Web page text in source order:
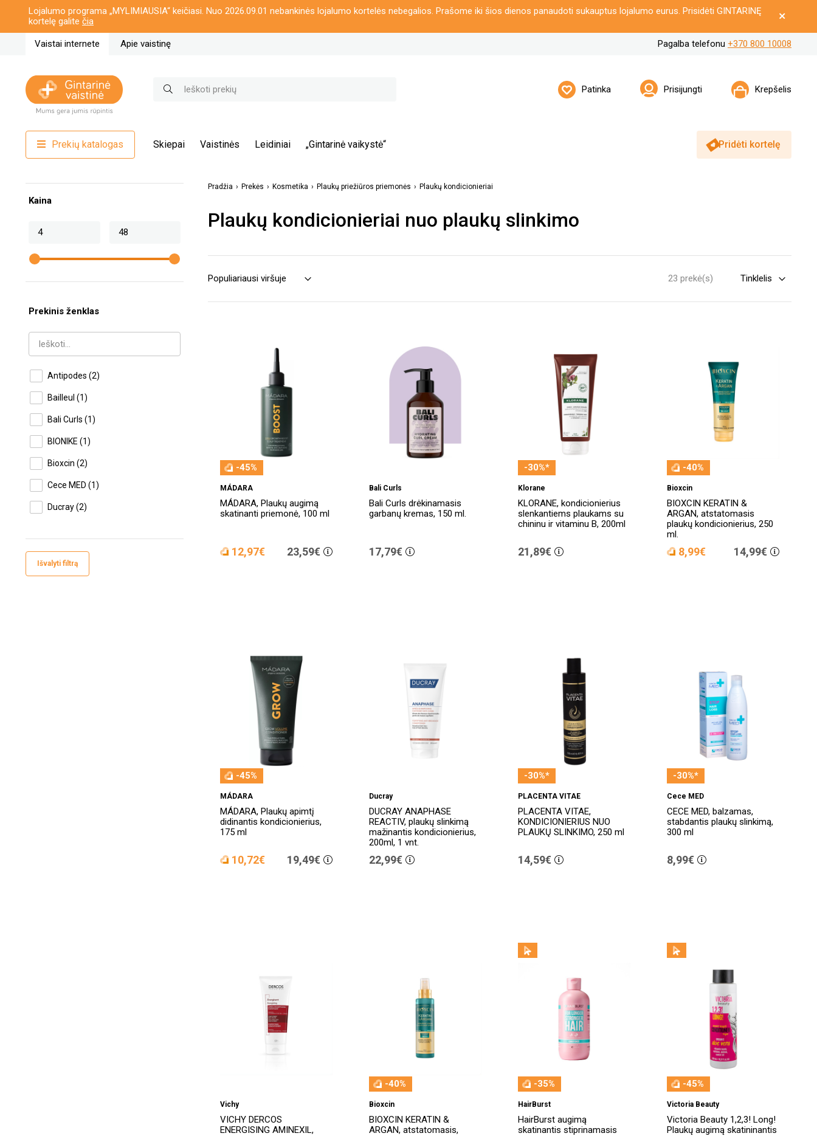
Lojalumo programa „MYLIMIAUSIA“ keičiasi. Nuo 2026.09.01 nebankinės lojalumo kortelės nebegalios. Prašome iki šios dienos panaudoti sukauptus lojalumo eurus. Prisidėti GINTARINĘ
kortelę galite čia
Vaistai internete Apie vaistinę Pagalba telefonu +370 800 10008
Patinka Prisijungti Krepšelis
Prekių katalogas Skiepai Vaistinės Leidiniai „Gintarinė vaikystė“ Pridėti kortelę
Kaina
Prekinis ženklas
Antipodes (2)
Bailleul (1)
Bali Curls (1)
BIONIKE (1)
Bioxcin (2)
Cece MED (1)
Ducray(2)
yope(1)
(1)
Išvalyti filtrą
Pradžia Prekės Kosmetika Plaukų priežiūros priemonės Plaukų kondicionieriai
Plaukų kondicionieriai nuo plaukų slinkimo
23 prekė(s)
-45%
MÁDARA
MÁDARA, Plaukų augimą
skatinanti priemonė, 100 ml
12,97€ 23,59€
Bali Curls
Bali Curls drėkinamasis
garbanų kremas, 150 ml.
17,79€
-30%*
Klorane
KLORANE, kondicionierius
slenkantiems plaukams su
chininu ir vitaminu B, 200ml
21,89€
-40%
Bioxcin
BIOXCIN KERATIN &
ARGAN, atstatomasis
plaukų kondicionierius, 250
ml.
8,99€ 14,99€
-45%
MÁDARA
MÁDARA, Plaukų apimtį
didinantis kondicionierius,
175 ml
10,72€ 19,49€
Ducray
DUCRAY ANAPHASE
REACTIV, plaukų slinkimą
mažinantis kondicionierius,
200ml, 1 vnt.
22,99€
-30%*
PLACENTA VITAE
PLACENTA VITAE,
KONDICIONIERIUS NUO
PLAUKŲ SLINKIMO, 250 ml
14,59€
-30%*
Cece MED
CECE MED, balzamas,
stabdantis plaukų slinkimą,
300 ml
8,99€
Vichy
VICHY DERCOS
ENERGISING AMINEXIL,
-40%
Bioxcin
BIOXCIN KERATIN &
ARGAN, atstatomasis,
-35%
HairBurst
HairBurst augimą
skatinantis stiprinamasis
-45%
Victoria Beauty
Victoria Beauty 1,2,3! Long!
Plaukų augimą skatininantis